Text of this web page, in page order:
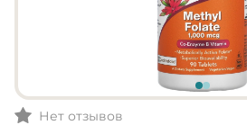
Нет отзывов